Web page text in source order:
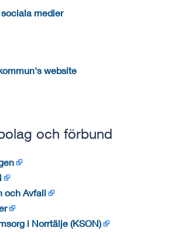
medier
website
och förbund
och Avfall
i Norrtälje (KSON)